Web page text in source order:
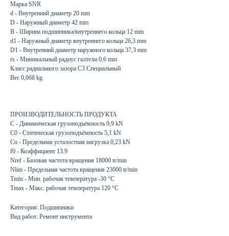
Марка SNR
d - Внутренний диаметр 20 mm
D - Наружный диаметр 42 mm
B - Ширина подшипника/внутреннего кольца 12 mm
d1 - Наружный диаметр внутреннего кольца 26,3 mm
D1 - Внутренний диаметр наружного кольца 37,3 mm
rs - Минимальный радиус галтели 0,6 mm
Класс радиального зазора C3 Специальный
Вес 0,068 kg
ПРОИЗВОДИТЕЛЬНОСТЬ ПРОДУКТА
C - Динамическая грузоподъёмность 9,9 kN
C0 - Статическая грузоподъёмность 5,1 kN
Cu - Предельная усталостная нагрузка 0,23 kN
f0 - Коэффициент 13.9
Nref - Базовая частота вращения 18000 tr/min
Nlim - Предельная частота вращения 23000 tr/min
Tmin - Мин. рабочая температура -30 °C
Tmax - Макс. рабочая температура 120 °C
Категория: Подшипники
Вид работ: Ремонт инструмента